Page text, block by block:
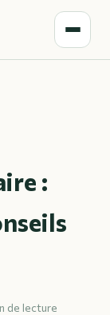
:
de lecture